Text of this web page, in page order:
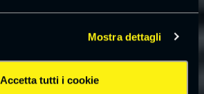
Mostra dettagli
Accetta tutti i cookie